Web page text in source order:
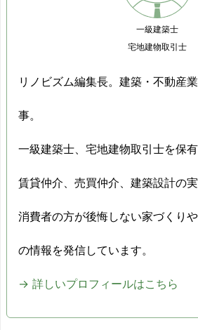
一級建築士
宅地建物取引士
リノビズム編集長。建築・不動産
事。
一級建築士、宅地建物取引士を保有
賃貸仲介、売買仲介、建築設計の実
消費者の方が後悔しない家づくり
の情報を発信しています。
→ 詳しいプロフィールはこちら